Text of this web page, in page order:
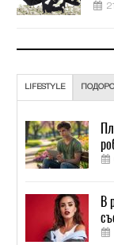
LIFESTYLE
В